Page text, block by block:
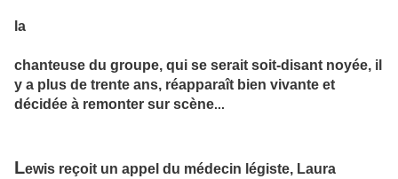
la
chanteuse du groupe, qui se serait soit-disant noyée, il
y a plus de trente ans, réapparaît bien vivante et
décidée à remonter sur scène...
Lewis reçoit un appel du médecin légiste, Laura